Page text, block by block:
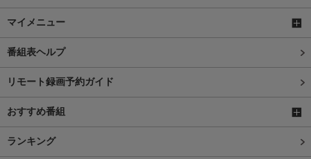
マイメニュー
番組表ヘルプ
リモート録画予約ガイド
おすすめ番組
ランキング